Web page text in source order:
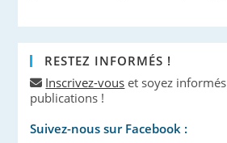
RESTEZ INFORMÉS !
Inscrivez-vous et soyez
publications !
Suivez-nous sur Facebook :